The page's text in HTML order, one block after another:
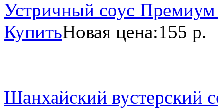
Устричный соус
КупитьНовая цена:155 р.
Шанхайский вустерский